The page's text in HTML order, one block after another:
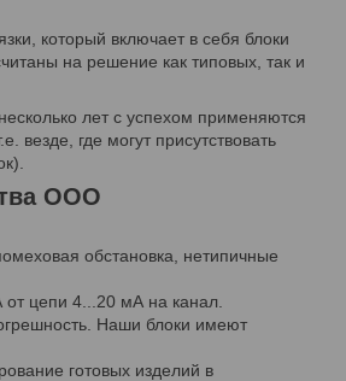
который включает в себя блоки
на решение как типовых, так и
лет с успехом применяются
где могут присутствовать
ООО
обстановка, нетипичные
от цепи 4...20 мА на канал.
Наши блоки имеют
готовых изделий в